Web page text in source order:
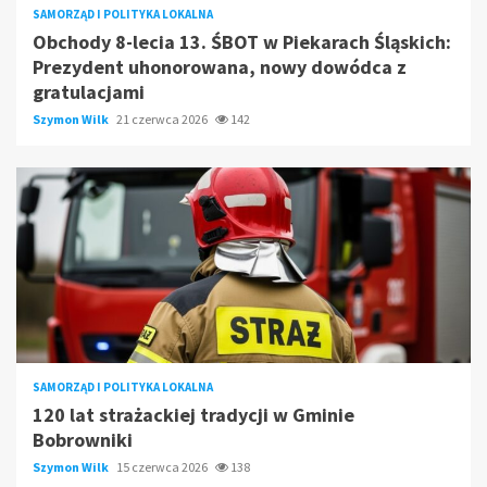
SAMORZĄD I POLITYKA LOKALNA
Obchody 8-lecia 13. ŚBOT w Piekarach Śląskich:
Prezydent uhonorowana, nowy dowódca z
gratulacjami
Szymon Wilk 21 czerwca 2026 142
SAMORZĄD I POLITYKA LOKALNA
120 lat strażackiej tradycji w Gminie
Bobrowniki
Szymon Wilk 15 czerwca 2026 138